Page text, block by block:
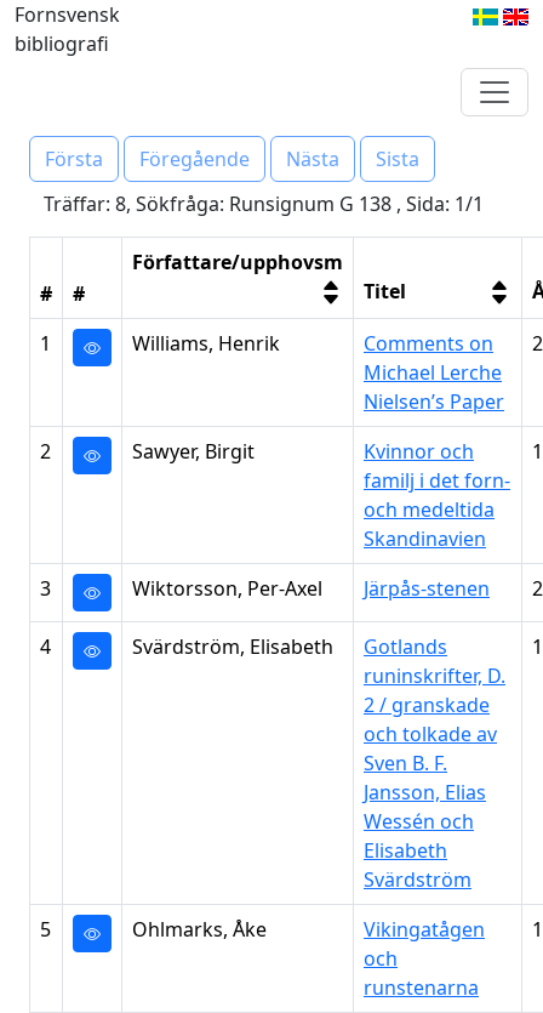
Fornsvensk
bibliografi
Första Föregående Nästa
Sista
Träffar: 8, Sökfråga: Runsignum G 138 , Sida: 1/1
# #
Författare/upphovsm
Titel
1
Williams, Henrik
Comments on
Michael Lerche
Nielsen’s Paper
2 Sawyer, Birgit
Kvinnor och
familj i det forn-
och medeltida
Skandinavien
3 Wiktorsson, Per-Axel Järpås-stenen
4 Svärdström, Elisabeth
Gotlands
runinskrifter, D.
2 / granskade
och tolkade av
Sven B. F.
Jansson, Elias
Wessén och
Elisabeth
Svärdström
5 Ohlmarks, Åke
Vikingatågen
och
runstenarna